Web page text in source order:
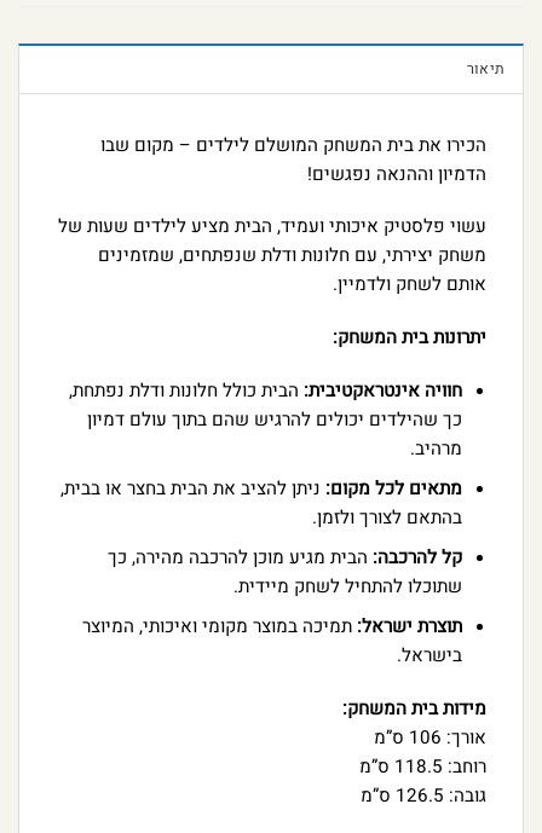
תיאור
הכירו את בית המשחק המושלם לילדים – מקום שבו
הדמיון וההנאה נפגשים!
עשוי פלסטיק איכותי ועמיד, הבית מציע לילדים שעות של
משחק יצירתי, עם חלונות ודלת שנפתחים, שמזמינים
אותם לשחק ולדמיין.
יתרונות בית המשחק:
חוויה אינטראקטיבית: הבית כולל חלונות ודלת נפתחת,
כך שהילדים יכולים להרגיש שהם בתוך עולם דמיון
מרהיב.
מתאים לכל מקום: ניתן להציב את הבית בחצר או בבית,
בהתאם לצורך ולזמן.
קל להרכבה: הבית מגיע מוכן להרכבה מהירה, כך
שתוכלו להתחיל לשחק מיידית.
תוצרת ישראל: תמיכה במוצר מקומי ואיכותי, המיוצר
בישראל.
מידות בית המשחק:
אורך: 106 ס”מ
רוחב: 118.5 ס”מ
גובה: 126.5 ס”מ